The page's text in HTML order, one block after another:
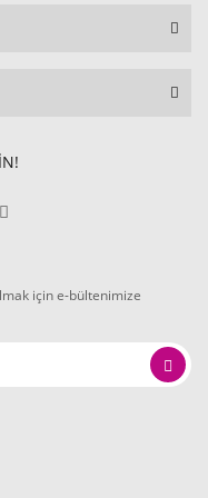
için e-bültenimize